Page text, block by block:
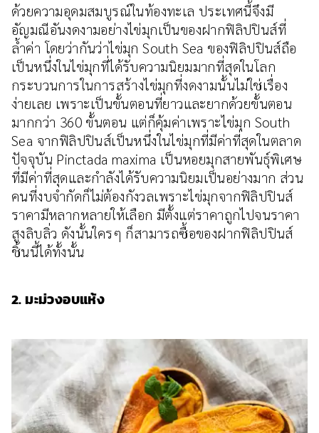
ด้วยความอุดมสมบูรณ์ในท้องทะเล ประเทศนี้จึงมี
อัญมณีอันงดงามอย่างไข่มุกเป็นของฝากฟิลิปปินส์ที่
ล้ำค่า โดยว่ากันว่าไข่มุก South Sea ของฟิลิปปินส์ถือ
เป็นหนึ่งในไข่มุกที่ได้รับความนิยมมากที่สุดในโลก
กระบวนการในการสร้างไข่มุกที่งดงามนั้นไม่ใช่เรื่อง
ง่ายเลย เพราะเป็นขั้นตอนที่ยาวและยากด้วยขั้นตอน
มากกว่า 360 ขั้นตอน แต่ก็คุ้มค่าเพราะไข่มุก South
Sea จากฟิลิปปินส์เป็นหนึ่งในไข่มุกที่มีค่าที่สุดในตลาด
ปัจจุบัน Pinctada maxima เป็นหอยมุกสายพันธุ์พิเศษ
ที่มีค่าที่สุดและกำลังได้รับความนิยมเป็นอย่างมาก ส่วน
คนที่งบจำกัดก็ไม่ต้องกังวลเพราะไข่มุกจากฟิลิปปินส์
ราคามีหลากหลายให้เลือก มีตั้งแต่ราคาถูกไปจนราคา
สูงลิบลิ่ว ดังนั้นใครๆ ก็สามารถซื้อของฝากฟิลิปปินส์
ชิ้นนี้ได้ทั้งนั้น
2. มะม่วงอบแห้ง